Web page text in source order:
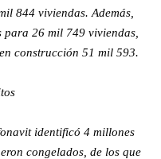
844 viviendas. Además,
para 26 mil 749 viviendas,
construcción 51 mil 593.
identificó 4 millones
congelados, de los que